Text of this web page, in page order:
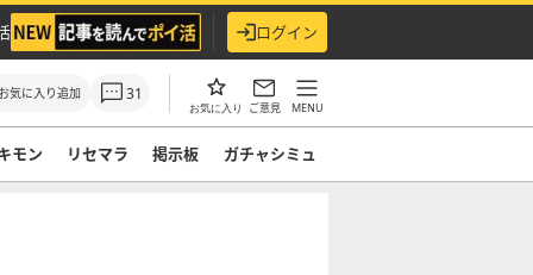
ログイン
気に入り追加 31
お気に入り ご意見 MENU
モン リセマラ 掲示板 ガチャシミュ